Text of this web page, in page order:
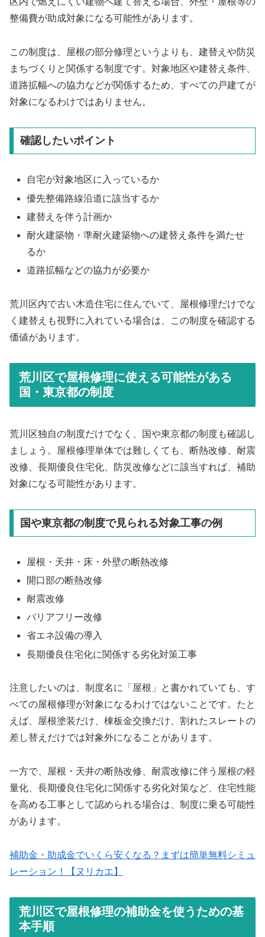
整備費が助成対象になる可能性があります。
この制度は、屋根の部分修理というよりも、建替えや防災
まちづくりと関係する制度です。対象地区や建替え条件、
道路拡幅への協力などが関係するため、すべての戸建てが
対象になるわけではありません。
確認したいポイント
自宅が対象地区に入っているか
優先整備路線沿道に該当するか
建替えを伴う計画か
耐火建築物・準耐火建築物への建替え条件を満たせ
るか
道路拡幅などの協力が必要か
荒川区内で古い木造住宅に住んでいて、屋根修理だけでな
く建替えも視野に入れている場合は、この制度を確認する
価値があります。
荒川区で屋根修理に使える可能性がある
国・東京都の制度
荒川区独自の制度だけでなく、国や東京都の制度も確認し
ましょう。屋根修理単体では難しくても、断熱改修、耐震
改修、長期優良住宅化、防災改修などに該当すれば、補助
対象になる可能性があります。
国や東京都の制度で見られる対象工事の例
屋根・天井・床・外壁の断熱改修
開口部の断熱改修
耐震改修
バリアフリー改修
省エネ設備の導入
長期優良住宅化に関係する劣化対策工事
注意したいのは、制度名に「屋根」と書かれていても、す
べての屋根修理が対象になるわけではないことです。たと
えば、屋根塗装だけ、棟板金交換だけ、割れたスレートの
差し替えだけでは対象外になることがあります。
一方で、屋根・天井の断熱改修、耐震改修に伴う屋根の軽
量化、長期優良住宅化に関係する劣化対策など、住宅性能
を高める工事として認められる場合は、制度に乗る可能性
があります。
補助金・助成金でいくら安くなる？まずは簡単無料シミュ
レーション！【ヌリカエ】
荒川区で屋根修理の補助金を使うための基
本手順